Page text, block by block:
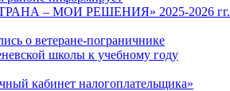
– МОИ РЕШЕНИЯ» 2025-2026 гг.
о ветеране-пограничнике
школы к учебному году
кабинет налогоплательщика»